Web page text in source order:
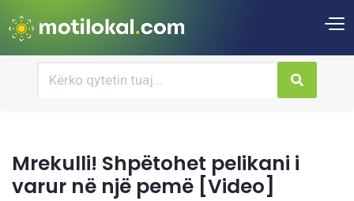
Mrekulli! Shpëtohet pelikani i
varur në një pemë [Video]